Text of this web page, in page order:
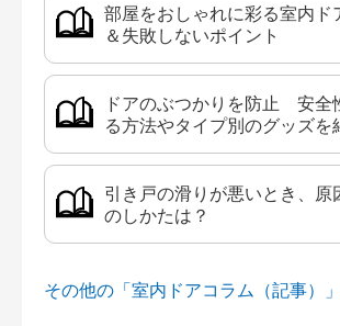
部屋をおしゃれに彩る室内ド
＆失敗しないポイント
ドアのぶつかりを防止 安全
る方法やタイプ別のグッズを
引き戸の滑りが悪いとき、原
のしかたは？
その他の「室内ドアコラム（記事）